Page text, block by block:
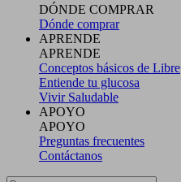
DÓNDE COMPRAR
Dónde comprar
APRENDE
APRENDE
Conceptos básicos de Libre
Entiende tu glucosa
Vivir Saludable
APOYO
APOYO
Preguntas frecuentes
Contáctanos